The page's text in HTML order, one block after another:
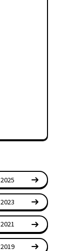
2025
2023
2021
2019